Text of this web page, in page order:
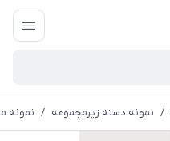
/ نمونه دسته زیرمجموعه / نمونه